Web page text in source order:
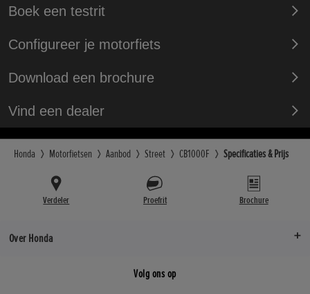
Boek een testrit
Configureer je motorfiets
Download een brochure
Vind een dealer
Honda Motorfietsen Aanbod Street CB1000F Specificaties & Prijs
Verdeler Proefrit Brochure
Over Honda
Volg ons op